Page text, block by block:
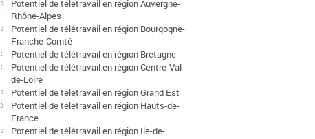
Potentiel de télétravail en région Auvergne-
Rhône-Alpes
Potentiel de télétravail en région Bourgogne-
Franche-Comté
Potentiel de télétravail en région Bretagne
Potentiel de télétravail en région Centre-Val-
de-Loire
Potentiel de télétravail en région Grand Est
Potentiel de télétravail en région Hauts-de-
France
Potentiel de télétravail en région Ile-de-